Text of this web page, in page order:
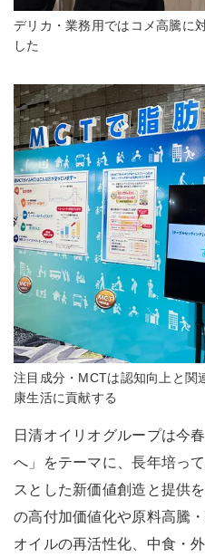
デリカ・業務用ではコメ高騰に
した
注目成分・MCTは認知向上と関
康生活に貢献する
日清オイリオグループは今
へ」をテーマに、長年培っ
スとした新価値創造と提供
の高付加価値化や原料高騰
オイルの再活性化、中食・